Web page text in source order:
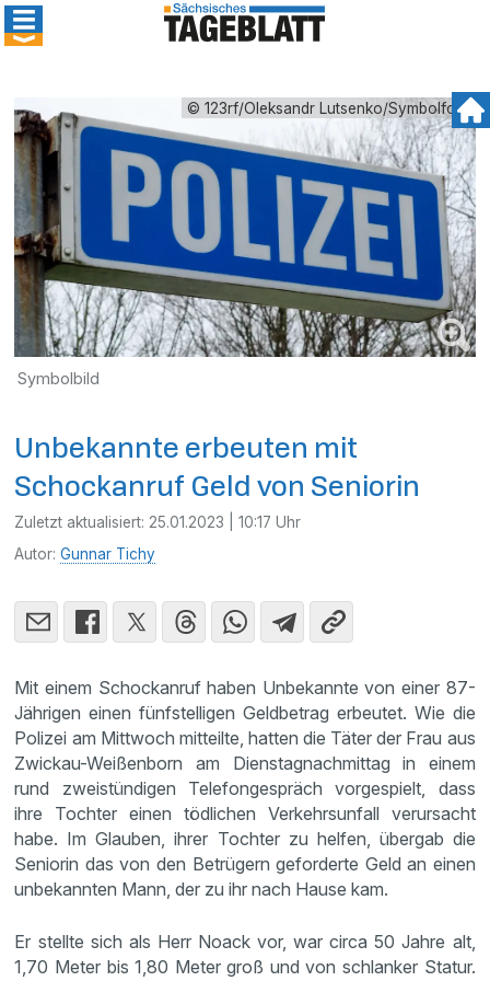
© 123rf/Oleksandr Lutsenko/Symbolfoto
Symbolbild
Unbekannte erbeuten mit
Schockanruf Geld von Seniorin
Zuletzt aktualisiert: 25.01.2023 | 10:17 Uhr
Autor:Gunnar Tichy
Mit einem Schockanruf haben Unbekannte von einer 87-
Jährigen einen fünfstelligen Geldbetrag erbeutet. Wie die
Polizei am Mittwoch mitteilte, hatten die Täter der Frau aus
Zwickau-Weißenborn am Dienstagnachmittag in einem
rund zweistündigen Telefongespräch vorgespielt, dass
ihre Tochter einen tödlichen Verkehrsunfall verursacht
habe. Im Glauben, ihrer Tochter zu helfen, übergab die
Seniorin das von den Betrügern geforderte Geld an einen
unbekannten Mann, der zu ihr nach Hause kam.
Er stellte sich als Herr Noack vor, war circa 50 Jahre alt,
1,70 Meter bis 1,80 Meter groß und von schlanker Statur.